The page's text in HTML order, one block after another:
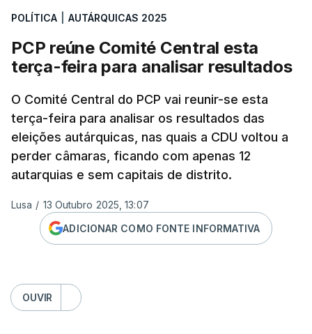
POLÍTICA AUTÁRQUICAS 2025
PCP reúne Comité Central esta
terça-feira para analisar resultados
O Comité Central do PCP vai reunir-se esta
terça-feira para analisar os resultados das
eleições autárquicas, nas quais a CDU voltou a
perder câmaras, ficando com apenas 12
autarquias e sem capitais de distrito.
Lusa / 13 Outubro 2025, 13:07
ADICIONAR COMO FONTE INFORMATIVA
OUVIR